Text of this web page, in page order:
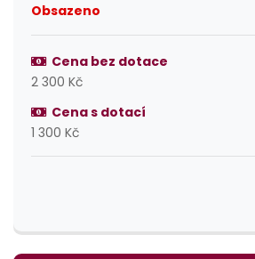
Obsazeno
Cena bez dotace
2 300 Kč
Cena s dotací
1 300 Kč